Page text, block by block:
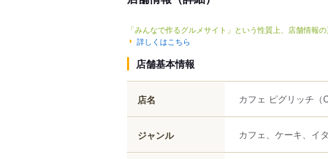
「みんなで作るグルメサイト」という性質上、店舗情報
詳しくはこちら
店舗基本情報
店名 カフェ ピグリッチ
ジャンル カフェ、ケーキ、イ